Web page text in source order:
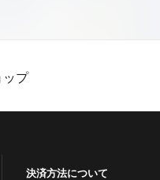
ップ
決済方法について